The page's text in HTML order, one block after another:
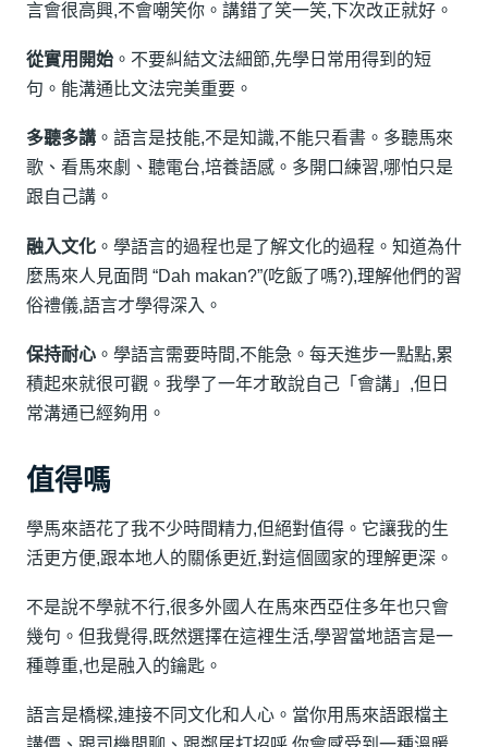
言會很高興,不會嘲笑你。講錯了笑一笑,下次改正就好。
從實用開始 。不要糾結文法細節,先學日常用得到的短
句。能溝通比文法完美重要。
多聽多講 。語言是技能,不是知識,不能只看書。多聽馬來
歌、看馬來劇、聽電台,培養語感。多開口練習,哪怕只是
跟自己講。
融入文化 。學語言的過程也是了解文化的過程。知道為什
麼馬來人見面問 “Dah makan?”(吃飯了嗎?),理解他們的習
俗禮儀,語言才學得深入。
保持耐心 。學語言需要時間,不能急。每天進步一點點,累
積起來就很可觀。我學了一年才敢說自己「會講」,但日
常溝通已經夠用。
值得嗎
學馬來語花了我不少時間精力,但絕對值得。它讓我的生
活更方便,跟本地人的關係更近,對這個國家的理解更深。
不是說不學就不行,很多外國人在馬來西亞住多年也只會
幾句。但我覺得,既然選擇在這裡生活,學習當地語言是一
種尊重,也是融入的鑰匙。
語言是橋樑,連接不同文化和人心。當你用馬來語跟檔主